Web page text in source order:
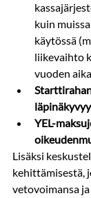
kuin
käytössä
liikevaihto
vuoden
YEL-
Lisäksi
kehittämisestä,
vetovoimansa